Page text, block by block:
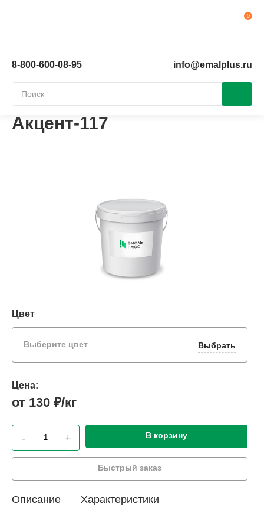
8-800-600-08-95 info@emalplus.ru
Акцент-117
Цвет
Выберите цвет Выбрать
Цена:
от 130 ₽/кг
- + В корзину
Быстрый заказ
Описание Характеристики